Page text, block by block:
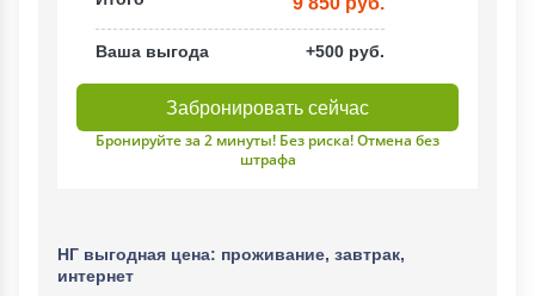
Ваша выгода +500 руб.
Забронировать сейчас
Бронируйте за 2 минуты! Без риска! Отмена без
штрафа
НГ выгодная цена: проживание, завтрак,
интернет